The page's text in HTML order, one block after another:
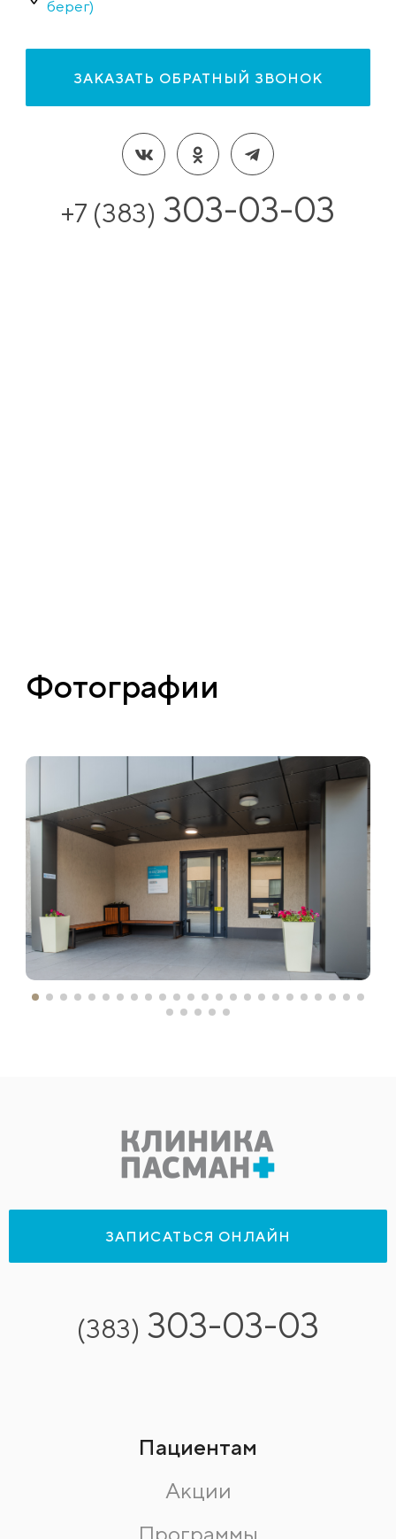
берег)
ЗАКАЗАТЬ ОБРАТНЫЙ ЗВОНОК
+7 (383) 303-03-03
Фотографии
ЗАПИСАТЬСЯ ОНЛАЙН
(383) 303-03-03
Пациентам
Акции